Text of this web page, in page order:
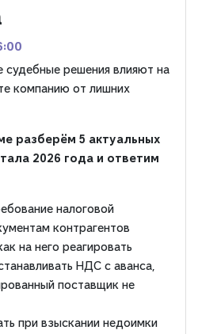
судебные решения влияют на
компанию от лишних
разберём 5 актуальных
2026 года и ответим
налоговой
контрагентов
на него реагировать
НДС с аванса,
поставщик не
при взыскании недоимки